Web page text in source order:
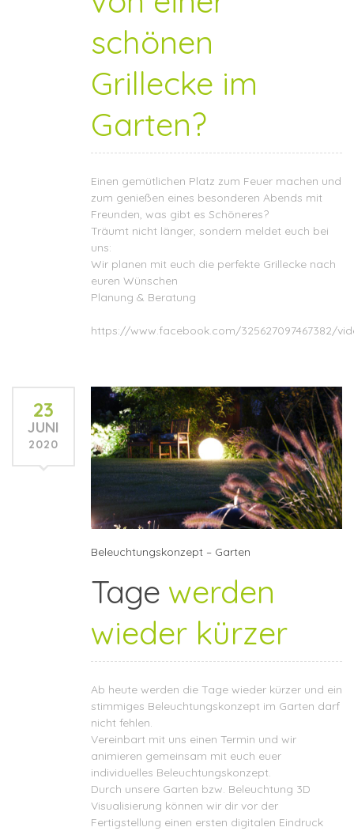
schönen
Grillecke im
Garten?
Einen gemütlichen Platz zum Feuer machen und
zum genießen eines besonderen Abends mit
Freunden, was gibt es Schöneres?
Träumt nicht länger, sondern meldet euch bei
uns:
Wir planen mit euch die perfekte Grillecke nach
euren Wünschen
Planung & Beratung
https://www.facebook.com/325627097467382/
23
JUNI
2020
Beleuchtungskonzept – Garten
Tagewerden
wieder kürzer
Ab heute werden die Tage wieder kürzer und ein
stimmiges Beleuchtungskonzept im Garten darf
nicht fehlen.
Vereinbart mit uns einen Termin und wir
animieren gemeinsam mit euch euer
individuelles Beleuchtungskonzept.
Durch unsere Garten bzw. Beleuchtung 3D
Visualisierung können wir dir vor der
Fertigstellung einen ersten digitalen Eindruck